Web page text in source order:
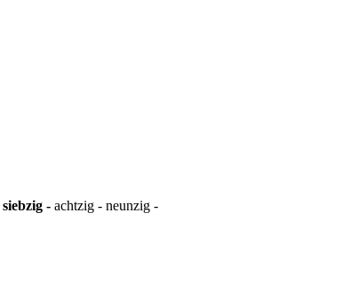
siebzig - achtzig - neunzig -